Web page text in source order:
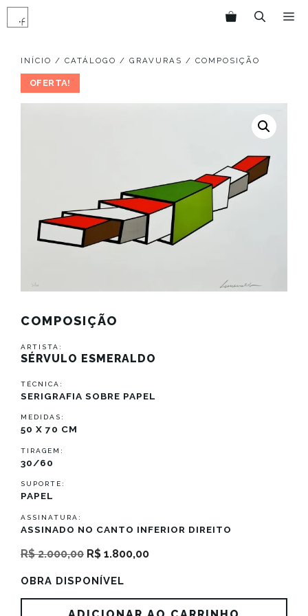
Pular
para
conteúdo
INÍCIO / CATÁLOGO / GRAVURAS / COMPOSIÇÃO
OFERTA!
COMPOSIÇÃO
ARTISTA:
SÉRVULO ESMERALDO
TÉCNICA:
SERIGRAFIA SOBRE PAPEL
MEDIDAS:
50 X 70 CM
TIRAGEM:
30/60
SUPORTE:
PAPEL
ASSINATURA:
ASSINADO NO CANTO INFERIOR DIREITO
R$2.000,00 O
original
era:
R$ 1.800,00O
é:
OBRA DISPONÍVEL